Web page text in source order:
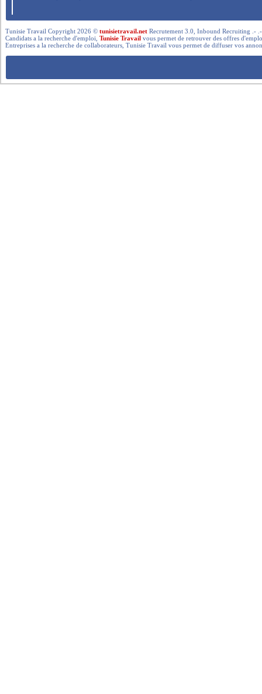
Tunisie Travail Copyright 2026 ©tunisietravail.net Recrutement 3.0, Inbound Recruiting .-
Candidats a la recherche d'emploi,Tunisie Travail vous permet de retrouver des offres
Entreprises a la recherche de collaborateurs, Tunisie Travail vous permet de diffuser vos